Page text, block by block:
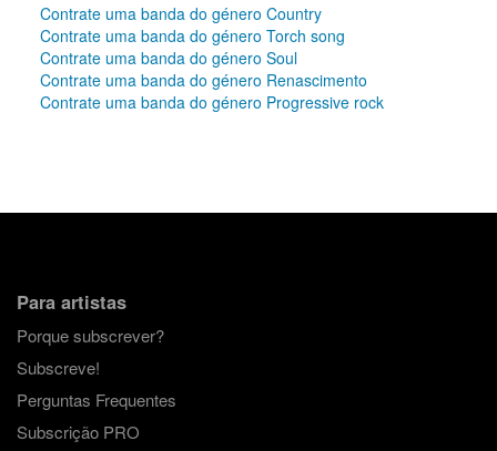
Contrate uma banda do género Country
Contrate uma banda do género Torch song
Contrate uma banda do género Soul
Contrate uma banda do género Renascimento
Contrate uma banda do género Progressive rock
Para artistas
Porque subscrever?
Subscreve!
Perguntas Frequentes
Subscrição PRO